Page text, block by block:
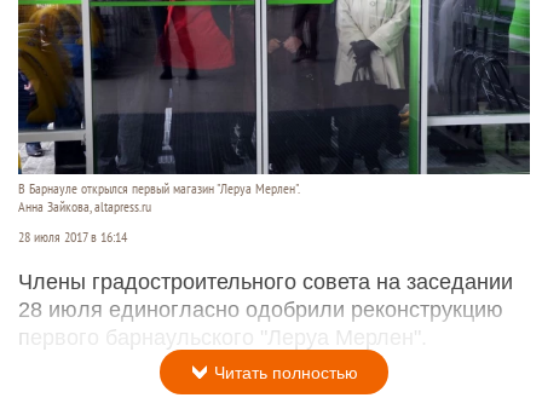
В Барнауле открылся первый магазин "Леруа Мерлен".
Анна Зайкова, altapress.ru
28 июля 2017 в 16:14
Члены градостроительного совета на заседании
28 июля единогласно одобрили реконструкцию
первого барнаульского "Леруа Мерлен".
Читать полностью